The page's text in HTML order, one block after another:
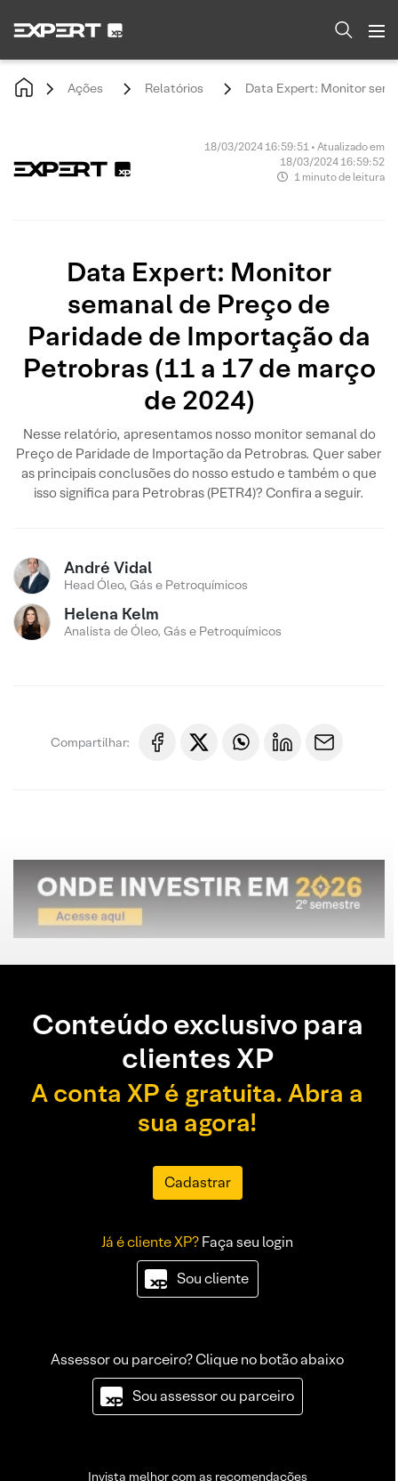
Ações Relatórios Data Expert: Monitor
18/03/2024 16:59:51 • Atualizado em
18/03/2024 16:59:52
1 minuto de leitura
Data Expert: Monitor
semanal de Preço de
Paridade de Importação da
Petrobras (11 a 17 de março
de 2024)
Nesse relatório, apresentamos nosso monitor semanal do
Preço de Paridade de Importação da Petrobras. Quer saber
as principais conclusões do nosso estudo e também o que
isso significa para Petrobras (PETR4)? Confira a seguir.
André Vidal
Head Óleo, Gás e Petroquímicos
Helena Kelm
Analista de Óleo, Gás e Petroquímicos
Compartilhar:
Conteúdo exclusivo para
clientes XP
A conta XP é gratuita. Abra a
sua agora!
Cadastrar
Já é cliente XP?Faça seu login
Sou cliente
Assessor ou parceiro? Clique no botão abaixo
Sou assessor ou parceiro
Invista melhor com as recomendações